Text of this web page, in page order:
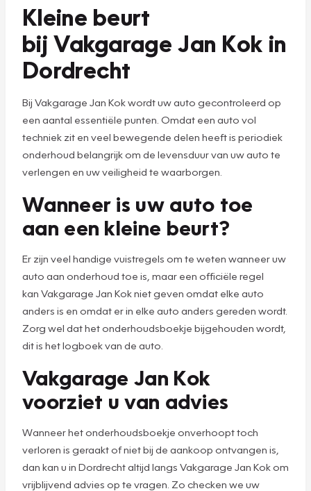
Kleine beurt
bij Vakgarage Jan Kok in
Dordrecht
Bij Vakgarage Jan Kok wordt uw auto gecontroleerd op
een aantal essentiële punten. Omdat een auto vol
techniek zit en veel bewegende delen heeft is periodiek
onderhoud belangrijk om de levensduur van uw auto te
verlengen en uw veiligheid te waarborgen.
Wanneer is uw auto toe
aan een kleine beurt?
Er zijn veel handige vuistregels om te weten wanneer uw
auto aan onderhoud toe is, maar een officiële regel
kan Vakgarage Jan Kok niet geven omdat elke auto
anders is en omdat er in elke auto anders gereden wordt.
Zorg wel dat het onderhoudsboekje bijgehouden wordt,
dit is het logboek van de auto.
Vakgarage Jan Kok
voorziet u van advies
Wanneer het onderhoudsboekje onverhoopt toch
verloren is geraakt of niet bij de aankoop ontvangen is,
dan kan u in Dordrecht altijd langs Vakgarage Jan Kok om
vrijblijvend advies op te vragen. Zo checken we uw